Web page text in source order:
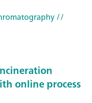
//
online process